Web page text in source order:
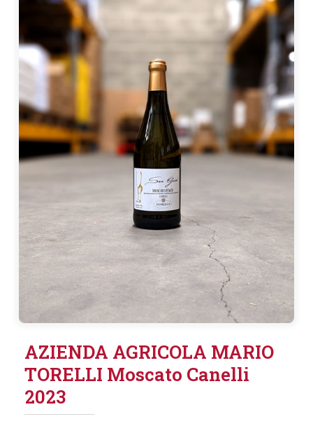
AZIENDA AGRICOLA MARIO
TORELLI Moscato Canelli
2023